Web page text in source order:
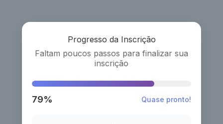
Progresso da Inscrição
Faltam poucos passos para finalizar sua
inscrição
79% Quase pronto!